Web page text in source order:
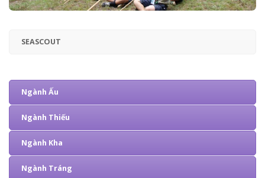
SEASCOUT
Ngành Ấu
Ngành Thiếu
Ngành Kha
Ngành Tráng